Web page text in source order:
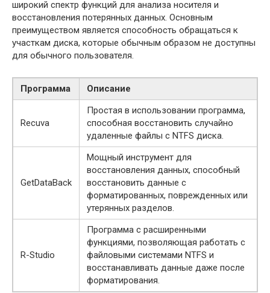
широкий спектр функций для анализа носителя и
восстановления потерянных данных. Основным
преимуществом является способность обращаться к
участкам диска, которые обычным образом не доступны
для обычного пользователя.
Программа Описание
Recuva
Простая в использовании программа,
способная восстановить случайно
удаленные файлы с NTFS диска.
GetDataBack
Мощный инструмент для
восстановления данных, способный
восстановить данные с
форматированных, поврежденных или
утерянных разделов.
R-Studio
Программа с расширенными
функциями, позволяющая работать с
файловыми системами NTFS и
восстанавливать данные даже после
форматирования.